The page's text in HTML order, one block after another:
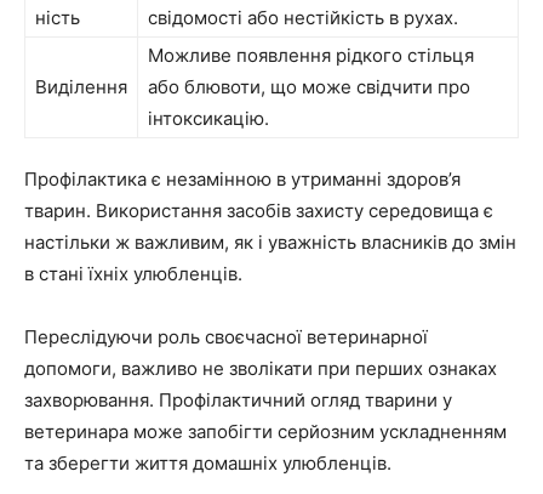
ність
свідомості або нестійкість в рухах.
Виділення
Можливе появлення рідкого стільця
або блювоти, що може свідчити про
інтоксикацію.
Профілактика є незамінною в утриманні здоров’я
тварин. Використання засобів захисту середовища є
настільки ж важливим, як і уважність власників до змін
в стані їхніх улюбленців.
Переслідуючи роль своєчасної ветеринарної
допомоги, важливо не зволікати при перших ознаках
захворювання. Профілактичний огляд тварини у
ветеринара може запобігти серйозним ускладненням
та зберегти життя домашніх улюбленців.